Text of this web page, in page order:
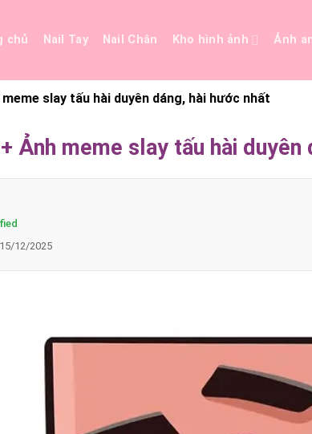
chủ Nail Tay Nail Chân Kho hình ảnh Ảnh
slay tấu hài duyên dáng, hài hước nhất
Ảnh meme slay tấu hài duyên
15/12/2025